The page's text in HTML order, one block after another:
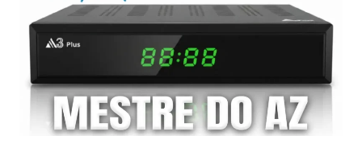
09/04/2026